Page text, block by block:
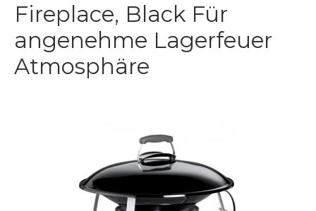
Fireplace, Black Für
angenehme Lagerfeuer
Atmosphäre